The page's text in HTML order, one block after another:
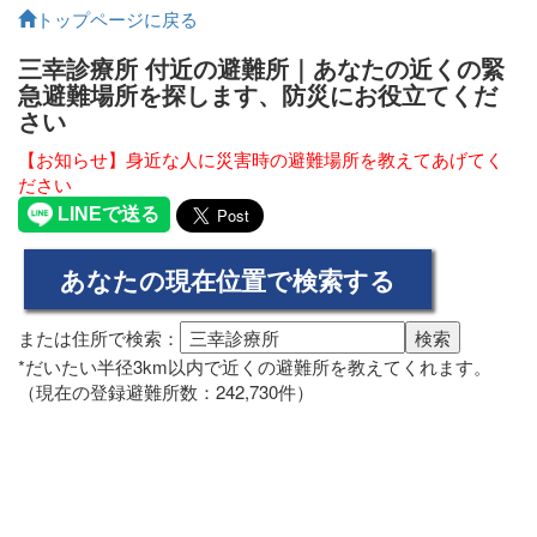
トップページに戻る
三幸診療所 付近の避難所｜あなたの近くの緊
急避難場所を探します、防災にお役立てくだ
さい
【お知らせ】身近な人に災害時の避難場所を教えてあげてく
ださい
または住所で検索：
*だいたい半径3km以内で近くの避難所を教えてくれます。
（現在の登録避難所数：242,730件）